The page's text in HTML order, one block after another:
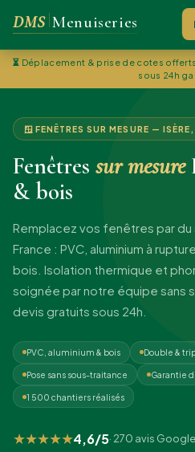
DMS Menuiseries
⏳ Déplacement & prise de cotes offerts
sous 24h
🪟 FENÊTRES SUR MESURE —
Fenêtres sur mesure
& bois
Remplacez vos fenêtres par
France : PVC, aluminium à
bois. Isolation thermique et
soignée par notre équipe sans
devis gratuits sous 24h.
PVC, aluminium & bois Double &
Pose sans sous-traitance Garantie
1 500 chantiers réalisés
★★★★★4,6/5· 270 avis